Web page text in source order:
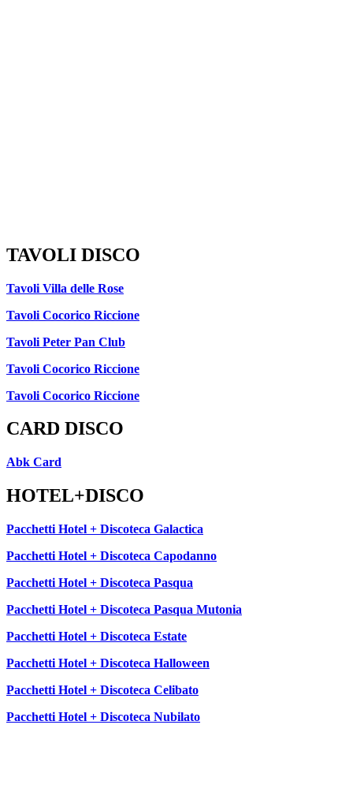
TAVOLI DISCO
Tavoli Villa delle Rose
Tavoli Cocorico Riccione
Tavoli Peter Pan Club
Tavoli Cocorico Riccione
Tavoli Cocorico Riccione
CARD DISCO
Abk Card
HOTEL+DISCO
Pacchetti Hotel + Discoteca Galactica
Pacchetti Hotel + Discoteca Capodanno
Pacchetti Hotel + Discoteca Pasqua
Pacchetti Hotel + Discoteca Pasqua Mutonia
Pacchetti Hotel + Discoteca Estate
Pacchetti Hotel + Discoteca Halloween
Pacchetti Hotel + Discoteca Celibato
Pacchetti Hotel + Discoteca Nubilato